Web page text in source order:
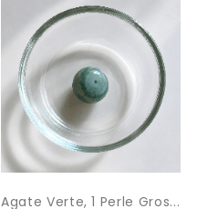
Agate Verte, 1 Perle Gros...